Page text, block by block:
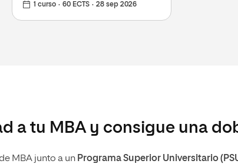
1 curso
60 ECTS 28 sep 2026
a tu MBA y consigue una
MBA junto a un Programa Superior Universitario